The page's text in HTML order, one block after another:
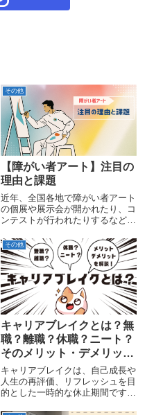
その他
【障がい者アート】注目の
理由と課題
近年、全国各地で障がい者アート
の個展や展示会が開かれたり、コ
ンテストが行われたりするなど、
動が注目を集めています。障がい
者アートは障がいのある人の自己
表現の手段になるということだけ
でなく、作品を販売することで
収...
その他
キャリアブレイクとは？無
職？離職？休職？ニート？
そのメリット・デメリット
を解説！
キャリアブレイクは、自己成長や
人生の再評価、リフレッシュを目
的とした一時的な休止期間です。